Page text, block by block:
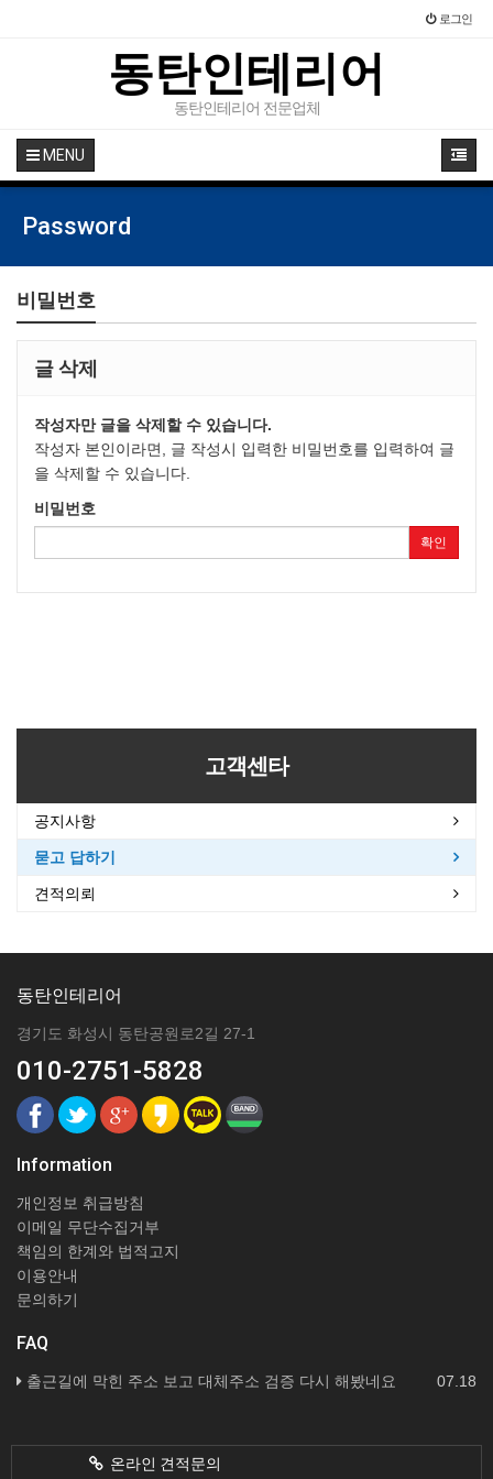
로그인
동탄인테리어
동탄인테리어 전문업체
MENU
Password
비밀번호
글 삭제
작성자만 글을 삭제할 수 있습니다.
작성자 본인이라면, 글 작성시 입력한 비밀번호를 입력하여 글
을 삭제할 수 있습니다.
비밀번호
확인
고객센타
공지사항
묻고 답하기
견적의뢰
동탄인테리어
경기도 화성시 동탄공원로2길 27-1
010-2751-5828
Information
개인정보 취급방침
이메일 무단수집거부
책임의 한계와 법적고지
이용안내
문의하기
FAQ
07.18
출근길에 막힌 주소 보고 대체주소 검증 다시 해봤네요
온라인 견적문의